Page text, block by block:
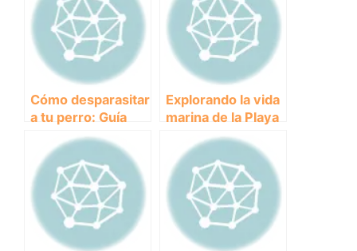
Cómo desparasitar
a tu perro: Guía
completa paso a
paso
Explorando la vida
marina de la Playa
de la Rubina:
descubre las
especies más
fascinantes del
Mediterráneo